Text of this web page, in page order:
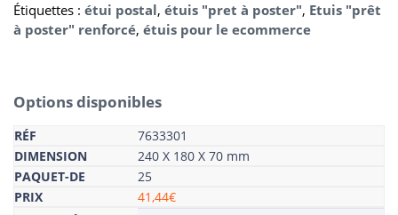
Étiquettes : étui postal, étuis "pret à poster", Etuis "prêt
à poster" renforcé, étuis pour le ecommerce
Options disponibles
7633301
240 X 180 X 70 mm
25
41,44€